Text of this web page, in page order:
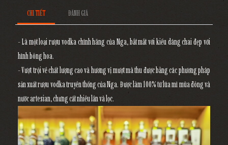
CHI TIẾT ĐÁNH GIÁ
- Là một loại rượu vodka chính hãng của Nga, bắt mắt với kiểu dáng chai đẹp với
hình bông hoa.
- Vượt trội về chất lượng cao và hương vị mượt mà thu được bằng các phương pháp
sản xuất rượu vodka truyền thống của Nga. Được làm 100% từ lúa mì mùa đông và
nước artesian, chưng cất nhiều lần và lọc.